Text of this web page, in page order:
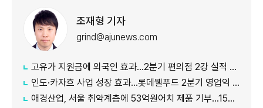
조재형 기자
grind@ajunews.com
고유가 지원금에 외국인 효과…2분기 편의점 2강 실적 날았다
인도·카자흐 사업 성장 효과…롯데웰푸드 2분기 영업익 89%↑
애경산업, 서울 취약계층에 53억원어치 제품 기부…15년째 나눔